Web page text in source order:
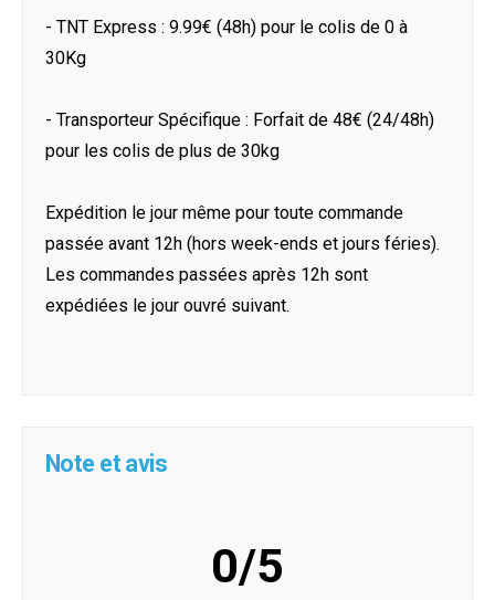
- TNT Express : 9.99€ (48h) pour le colis de 0 à
30Kg
- Transporteur Spécifique : Forfait de 48€ (24/48h)
pour les colis de plus de 30kg
Expédition le jour même pour toute commande
passée avant 12h (hors week-ends et jours féries).
Les commandes passées après 12h sont
expédiées le jour ouvré suivant.
Note et avis
0/5